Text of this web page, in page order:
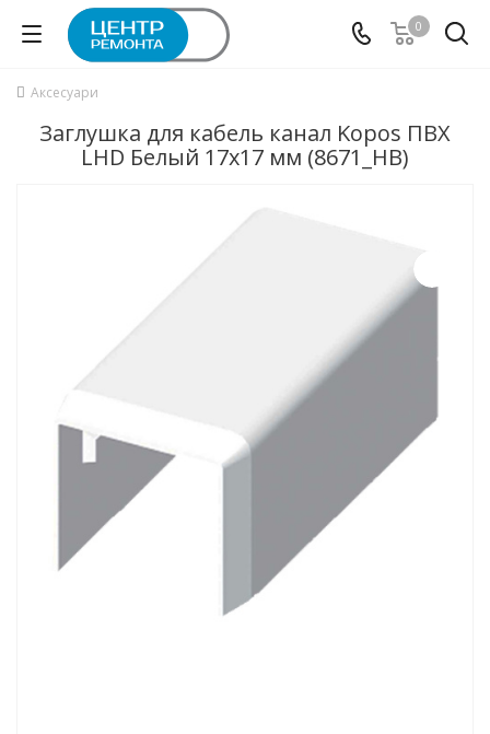
0
Аксесуари
Заглушка для кабель канал Kopos ПВХ
LHD Белый 17х17 мм (8671_HB)